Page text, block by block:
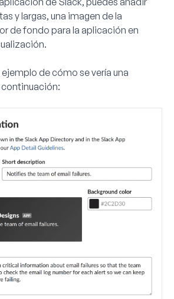
y largas, una imagen de la
de fondo para la aplicación en
de cómo se vería una